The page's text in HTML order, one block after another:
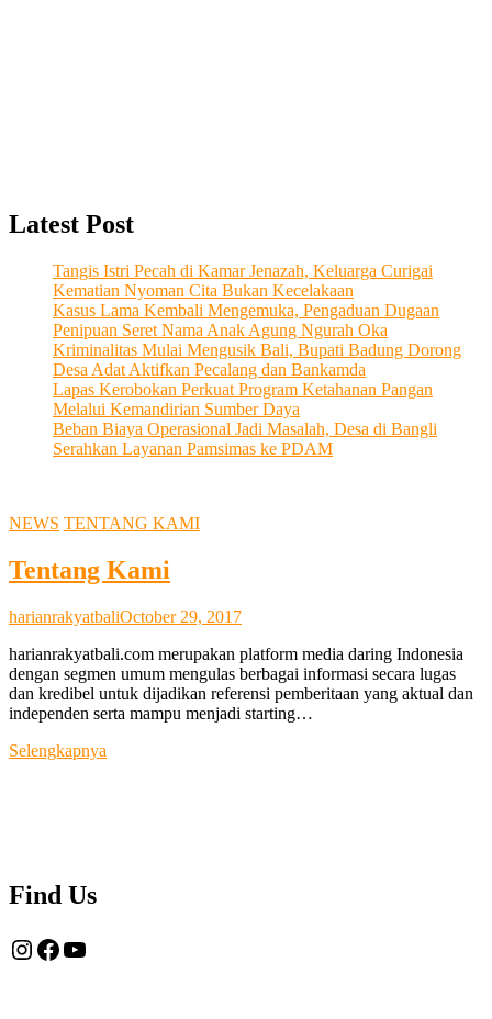
Latest Post
Tangis Istri Pecah di Kamar Jenazah, Keluarga Curigai
Kematian Nyoman Cita Bukan Kecelakaan
Kasus Lama Kembali Mengemuka, Pengaduan Dugaan
Penipuan Seret Nama Anak Agung Ngurah Oka
Kriminalitas Mulai Mengusik Bali, Bupati Badung Dorong
Desa Adat Aktifkan Pecalang dan Bankamda
Lapas Kerobokan Perkuat Program Ketahanan Pangan
Melalui Kemandirian Sumber Daya
Beban Biaya Operasional Jadi Masalah, Desa di Bangli
Serahkan Layanan Pamsimas ke PDAM
NEWS TENTANG KAMI
Tentang Kami
harianrakyatbaliOctober 29, 2017
harianrakyatbali.com merupakan platform media daring Indonesia
dengan segmen umum mengulas berbagai informasi secara lugas
dan kredibel untuk dijadikan referensi pemberitaan yang aktual dan
independen serta mampu menjadi starting…
Selengkapnya
Find Us
Instagram
Facebook
YouTube